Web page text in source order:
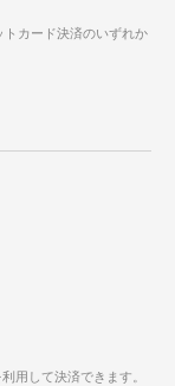
カード決済のいずれか
用して決済できます。